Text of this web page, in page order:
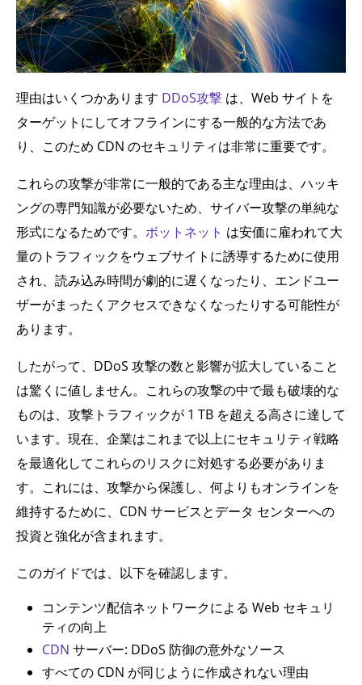
理由はいくつかあります DDoS攻撃 は、Web サイトを
ターゲットにしてオフラインにする一般的な方法であ
り、このため CDN のセキュリティは非常に重要です。
これらの攻撃が非常に一般的である主な理由は、ハッキ
ングの専門知識が必要ないため、サイバー攻撃の単純な
形式になるためです。 ボットネット は安価に雇われて大
量のトラフィックをウェブサイトに誘導するために使用
され、読み込み時間が劇的に遅くなったり、エンドユー
ザーがまったくアクセスできなくなったりする可能性が
あります。
したがって、DDoS 攻撃の数と影響が拡大していること
は驚くに値しません。これらの攻撃の中で最も破壊的な
ものは、攻撃トラフィックが 1 TB を超える高さに達して
います。現在、企業はこれまで以上にセキュリティ戦略
を最適化してこれらのリスクに対処する必要がありま
す。これには、攻撃から保護し、何よりもオンラインを
維持するために、CDN サービスとデータ センターへの
投資と強化が含まれます。
このガイドでは、以下を確認します。
コンテンツ配信ネットワークによる Web セキュリ
ティの向上
CDN サーバー: DDoS 防御の意外なソース
すべての CDN が同じように作成されない理由